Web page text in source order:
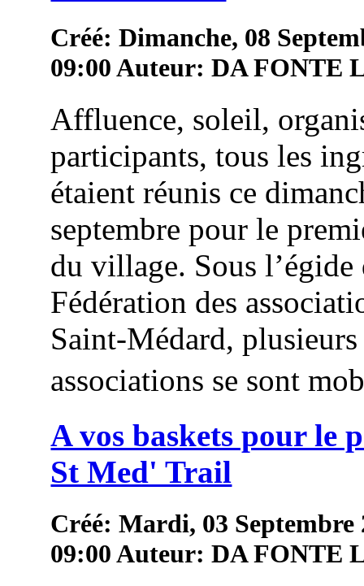
Créé: Dimanche, 08
09:00Auteur: DA FONTE
Affluence, soleil,
participants, tous les
étaient réunis ce
septembre pour le
du village. Sous l’égide
Fédération des
Saint-Médard, plusieurs
associations se sont
A vos baskets pour le
St Med' Trail
Créé: Mardi, 03 Septembre
09:00Auteur: DA FONTE